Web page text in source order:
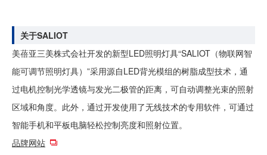
关于SALIOT
美蓓亚三美株式会社开发的新型LED照明灯具“SALIOT（物联网智
能可调节照明灯具）”采用源自LED背光模组的树脂成型技术，通
过电机控制光学透镜与发光二极管的距离，可自动调整光束的照射
区域和角度。此外，通过开发使用了无线技术的专用软件，可通过
智能手机和平板电脑轻松控制亮度和照射位置。
品牌网站